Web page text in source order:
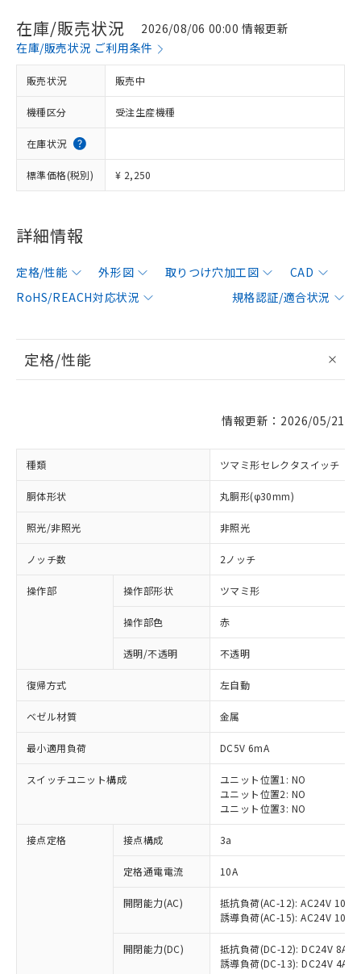
在庫/販売状況
2026/08/06 00:00 情報更新
在庫/販売状況 ご利用条件
販売状況 販売中
機種区分 受注生産機種
在庫状況
標準価格(税別) ¥ 2,250
詳細情報
定格/性能 外形図 取りつけ穴加工図
CAD
RoHS/REACH対応状況
規格認証/適合状況
定格/性能
情報更新：2026/05/21
種類 ツマミ形セレクタスイッチ
胴体形状 丸胴形(φ30mm)
照光/非照光 非照光
ノッチ数 2ノッチ
操作部 操作部形状 ツマミ形
操作部色 赤
透明/不透明 不透明
復帰方式 左自動
ベゼル材質 金属
最小適用負荷 DC5V 6mA
スイッチユニット構成
ユニット位置1: NO
ユニット位置2: NO
ユニット位置3: NO
接点定格 接点構成 3a
定格通電電流 10A
開閉能力(AC)
抵抗負荷(AC-12): AC24V 10A/
誘導負荷(AC-15): AC24V
開閉能力(DC)
抵抗負荷(DC-12): DC24V 8A/
誘導負荷(DC-13): DC24V 4A/
ご利用条件
対応済み：EU RoHS指令（10物質）の
非含有に対応した製品が提供可能な商品で
有に対応した製品に切り替える予定のある